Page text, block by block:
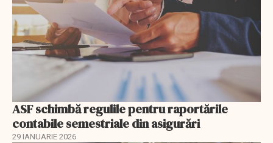
ASF schimbă regulile pentru raportările
contabile semestriale din asigurări
29 IANUARIE 2026